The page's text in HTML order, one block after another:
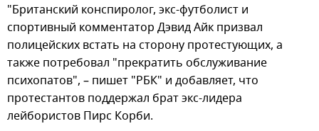
"Британский конспиролог, экс-футболист и
спортивный комментатор Дэвид Айк призвал
полицейских встать на сторону протестующих, а
также потребовал "прекратить обслуживание
психопатов", – пишет "РБК" и добавляет, что
протестантов поддержал брат экс-лидера
лейбористов Пирс Корби.